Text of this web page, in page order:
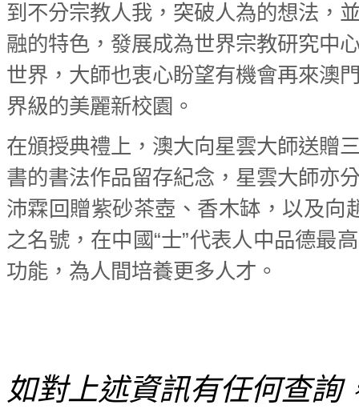
到不分宗教人我，突破人為的想法，
融的特色，發展成為世界宗教研究中
世界，大師也衷心盼望有機會再來澳
界級的美麗新校園。
在頒授典禮上，澳大向星雲大師送贈
書的書法作品留存紀念，星雲大師亦
沛霖回贈紫砂茶壺、香木缽，以及向
之名號，在中國“士”代表人中品德最
功能，為人間培養更多人才。
如對上述資訊有任何查詢